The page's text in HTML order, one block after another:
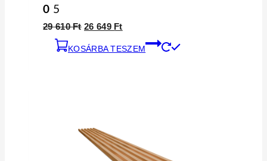
0 5
29 610Ft 26 649 Ft
KOSÁRBA TESZEM